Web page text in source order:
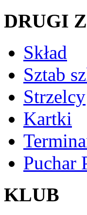
DRUGI
Skład
Sztab
Strzelcy
Kartki
Puchar
KLUB